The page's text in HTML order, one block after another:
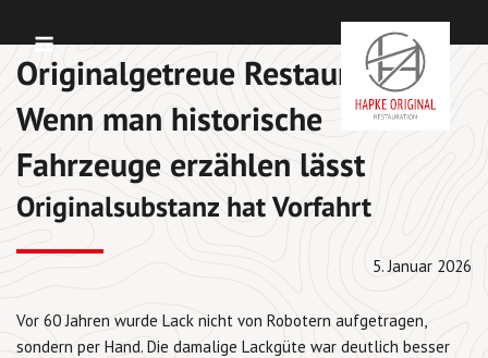
content
Originalgetreue Restaurierung:
Wenn man historische
Fahrzeuge erzählen lässt
Originalsubstanz hat Vorfahrt
5. Januar 2026
Vor 60 Jahren wurde Lack nicht von Robotern aufgetragen,
sondern per Hand. Die damalige Lackgüte war deutlich besser